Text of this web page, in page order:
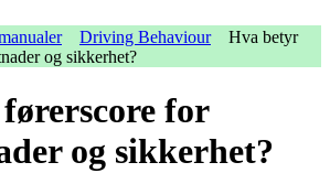
Driving Behaviour
Hva betyr
og sikkerhet?
for
og sikkerhet?